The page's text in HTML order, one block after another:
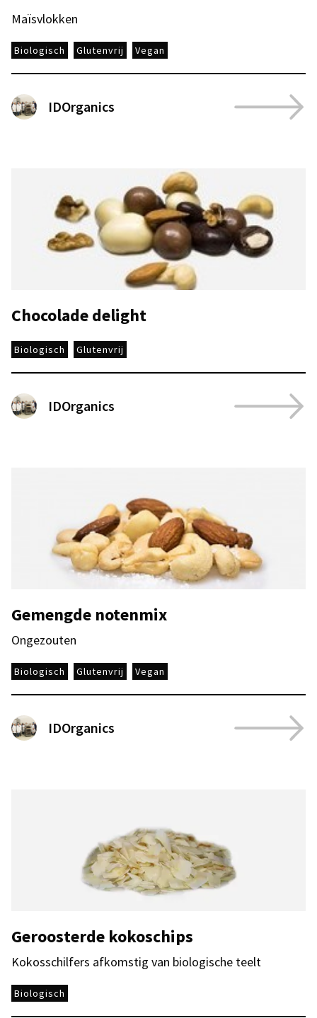
Maïsvlokken
Biologisch Glutenvrij Vegan
IDOrganics
Chocolade delight
Biologisch Glutenvrij
IDOrganics
Gemengde notenmix
Ongezouten
Biologisch Glutenvrij Vegan
IDOrganics
Geroosterde kokoschips
Kokosschilfers afkomstig van biologische teelt
Biologisch